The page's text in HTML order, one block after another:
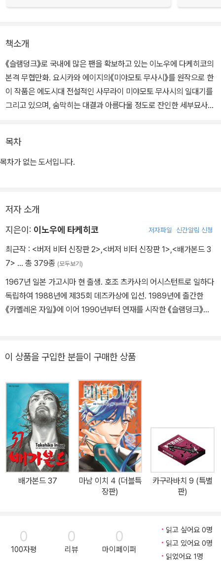
책소개
《슬램덩크》로 국내에 많은 팬을 확보하고 있는 이노우에 다케히코의
본격 무협만화. 요시카와 에이지의《미야모토 무사시》를 원작으로 한
이 작품은 에도시대 전설적인 사무라이 미야모토 무사시의 일대기를
그리고 있으며, 숨막히는 대결과 아름다울 정도로 잔인한 세부묘사가
목차
목차가 없는 도서입니다.
저자 소개
지은이: 이노우에 타케히코 저자파일 신간알림 신청
최근작 : <버저 비터 신장판 2>,<버저 비터 신장판 1>,<배가본드 3
7> … 총 379종 (모두보기)
1967년 일본 가고시마 현 출생. 호조 츠카사의 어시스턴트로 일하다
독립하여 1988년에 제35회 데즈카상에 입선. 1989년에 출간한
《카멜레온 자일》에 이어 1990년부터 연재를 시작한 《슬램덩크》가
있다. 1995년 제40회 소학관 만화상, 2000년 제24회 코단샤 만화
화청 미디어 예술제 만화 부문 우수상, 2002년 제6회 데즈카 오사무
문화상 만화 대상 등 다수의 상을 수상했다.
이 상품을 구입한 분들이 구매한 상품
배가본드 37
마남 이치 4 (더블특
장판)
카구라바치 9 (특별
판)
0
100자평
0
리뷰
0
마이페이퍼
읽고 싶어요 0명
읽고 있어요 0명
읽었어요 1명